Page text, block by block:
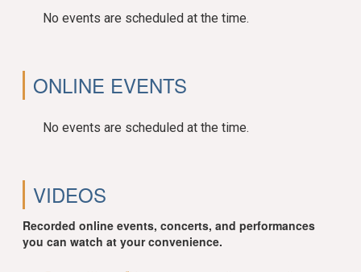
No events are scheduled at the time.
ONLINE EVENTS
No events are scheduled at the time.
VIDEOS
Recorded online events, concerts, and performances
you can watch at your convenience.